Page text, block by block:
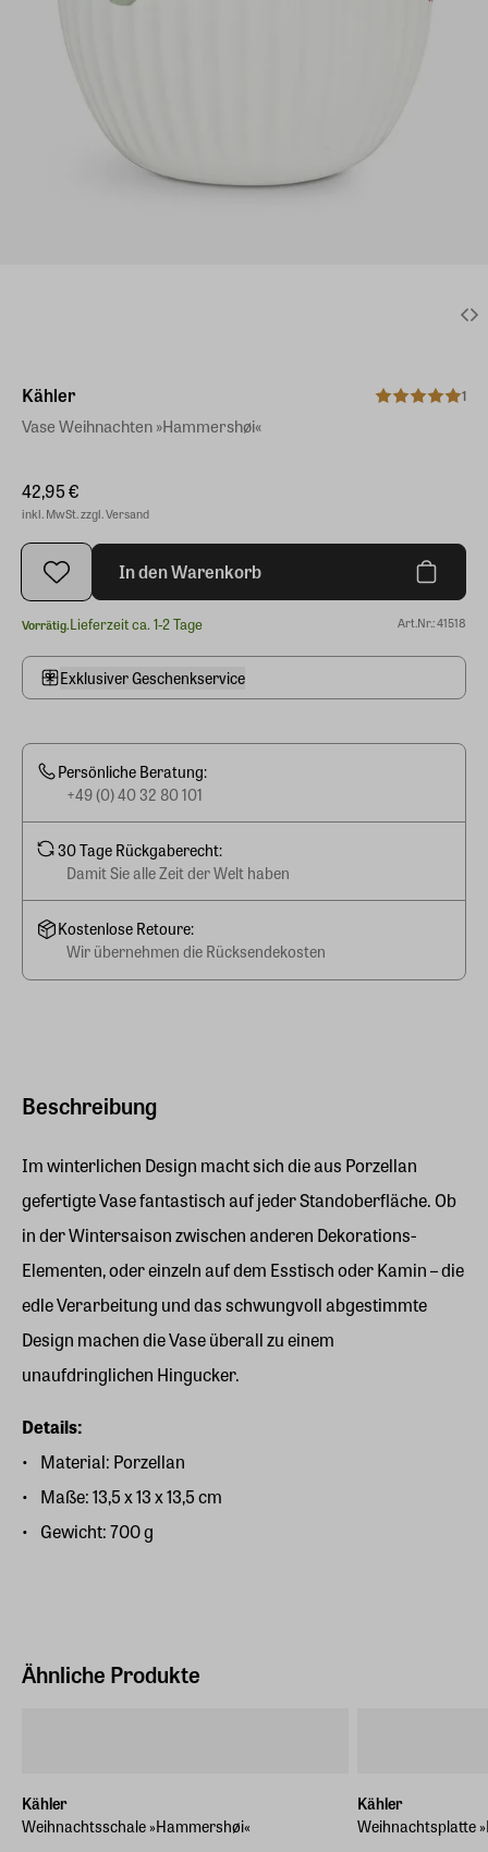
Beschreibung
Im winterlichen Design macht sich die aus Porzellan
gefertigte Vase fantastisch auf jeder Standoberfläche. Ob
in der Wintersaison zwischen anderen Dekorations-
Elementen, oder einzeln auf dem Esstisch oder Kamin – die
edle Verarbeitung und das schwungvoll abgestimmte
Design machen die Vase überall zu einem
unaufdringlichen Hingucker.
Details:
Material: Porzellan
Maße: 13,5 x 13 x 13,5 cm
Gewicht: 700 g
Kähler 1
Vase Weihnachten »Hammershøi«
42,95 €
inkl. MwSt. zzgl. Versand
In den Warenkorb
Vorrätig.Lieferzeit ca. 1-2 Tage Art.Nr.: 41518
Exklusiver Geschenkservice
Persönliche Beratung:
+49 (0) 40 32 80 101
30 Tage Rückgaberecht:
Damit Sie alle Zeit der Welt haben
Kostenlose Retoure:
Wir übernehmen die Rücksendekosten
Ähnliche Produkte
Kähler
Weihnachtsschale »Hammershøi«
Kähler
Weihnachtsplatte